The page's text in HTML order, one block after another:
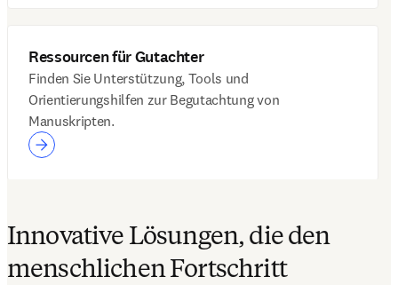
Ressourcen für Gutachter
Finden Sie Unterstützung, Tools und
Orientierungshilfen zur Begutachtung von
Manuskripten.
Innovative Lösungen, die den
menschlichen Fortschritt